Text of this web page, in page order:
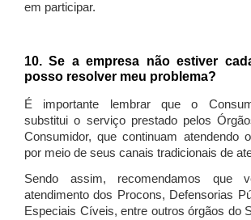
em participar.
10. Se a empresa não estiver
posso resolver meu problema?
É importante lembrar que o
substitui o serviço prestado pelos
Consumidor, que continuam atendendo
por meio de seus canais tradicionais de
Sendo assim, recomendamos que
atendimento dos Procons, Defensorias
Especiais Cíveis, entre outros órgãos do